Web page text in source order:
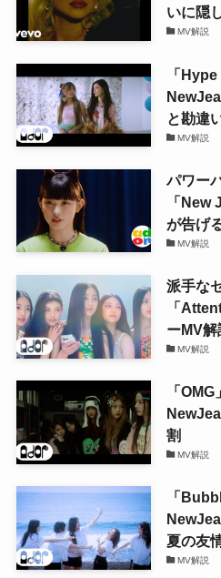
いに隠
MV解説
「
と勘違
MV解説
パワー
「
が告げ
MV解説
派手な
「
ーMV解
MV解説
「
割
MV解説
「
夏の友
MV解説